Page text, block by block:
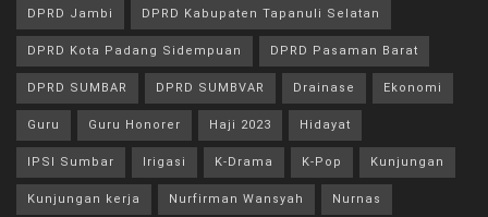
DPRD Jambi DPRD Kabupaten Tapanuli Selatan
DPRD Kota Padang Sidempuan DPRD Pasaman Barat
DPRD SUMBAR DPRD SUMBVAR Drainase Ekonomi
Guru Guru Honorer Haji 2023 Hidayat
IPSI Sumbar Irigasi K-Drama K-Pop Kunjungan
Kunjungan kerja Nurfirman Wansyah Nurnas